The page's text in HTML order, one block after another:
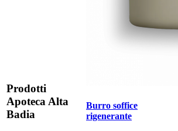
Prodotti
Apoteca Alta
Badia
Burro soffice
rigenerante